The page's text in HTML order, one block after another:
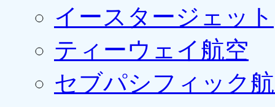
イースタージェット
ティーウェイ航空
セブパシフィック